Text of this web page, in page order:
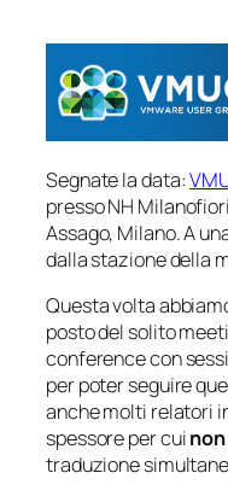
Segnate la data:
presso NH
Assago, Milano. A
dalla stazione della
Questa volta
posto del solito
conferencecon
per poter seguire
anche molti relatori
spessore per cuinon
traduzione